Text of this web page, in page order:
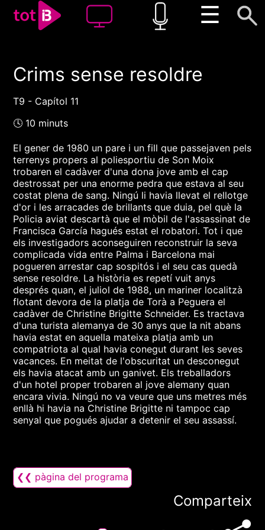
☰
00:00 00:00
Crims sense resoldre
T9 - Capítol 11
🕓 10 minuts
El gener de 1980 un pare i un fill que passejaven pels
terrenys propers al poliesportiu de Son Moix
trobaren el cadàver d'una dona jove amb el cap
destrossat per una enorme pedra que estava al seu
costat plena de sang. Ningú li havia llevat el rellotge
d'or i les arracades de brillants que duia, pel què la
Policia aviat descartà que el mòbil de l'assassinat de
Francisca García hagués estat el robatori. Tot i que
els investigadors aconseguiren reconstruir la seva
complicada vida entre Palma i Barcelona mai
pogueren arrestar cap sospitós i el seu cas quedà
sense resoldre. La història es repetí vuit anys
després quan, el juliol de 1988, un mariner localitzà
flotant devora de la platja de Torà a Peguera el
cadàver de Christine Brigitte Schneider. Es tractava
d'una turista alemanya de 30 anys que la nit abans
havia estat en aquella mateixa platja amb un
compatriota al qual havia conegut durant les seves
vacances. En meitat de l'obscuritat un desconegut
els havia atacat amb un ganivet. Els treballadors
d'un hotel proper trobaren al jove alemany quan
encara vivia. Ningú no va veure que uns metres més
enllà hi havia na Christine Brigitte ni tampoc cap
senyal que pogués ajudar a detenir el seu assassí.
❮❮ pàgina del programa
Comparteix